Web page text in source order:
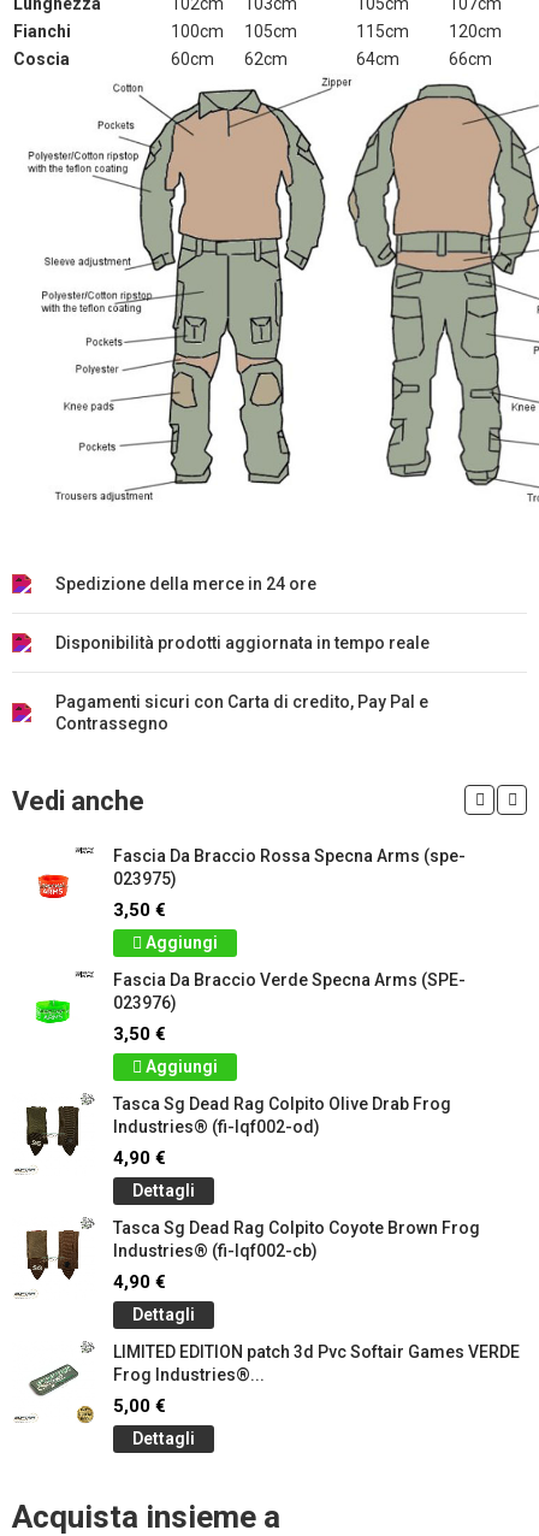
Fianchi
100cm 105cm 115cm
120cm
Coscia
60cm 62cm 64cm 66cm
Spedizione della merce in 24 ore
Disponibilità prodotti aggiornata in tempo reale
Pagamenti sicuri con Carta di credito, Pay Pal e
Contrassegno
Vedi anche
Fascia Da Braccio Rossa Specna Arms (spe-
023975)
3,50 €
Aggiungi
Fascia Da Braccio Verde Specna Arms (SPE-
023976)
3,50 €
Aggiungi
Tasca Sg Dead Rag Colpito Olive Drab Frog
Industries® (fi-lqf002-od)
4,90 €
Dettagli
Tasca Sg Dead Rag Colpito Coyote Brown Frog
Industries® (fi-lqf002-cb)
4,90 €
Dettagli
LIMITED EDITION patch 3d Pvc Softair Games VERDE
Frog Industries®...
5,00 €
Dettagli
Acquista insieme a